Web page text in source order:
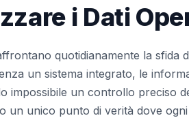
i Dati
quotidianamente la
un sistema integrato, le
impossibile un controllo preciso
un unico punto di verità dove